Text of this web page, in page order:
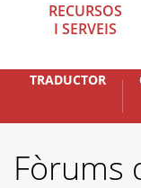
RECURSOS
I SERVEIS
TRADUCTOR
Fòrums